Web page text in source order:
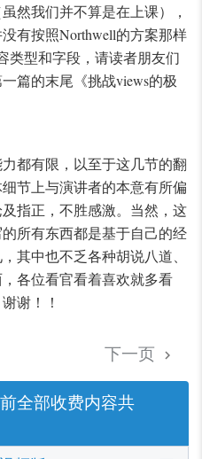
然我们并不算是在上课），
有按照Northwell的方案那样
类型和字段，请读者朋友们
篇的末尾《挑战views的极
都有限，以至于这几节的翻
节上与演讲者的本意有所偏
指正，不胜感激。当然，这
所有东西都是基于自己的经
其中也不乏各种胡说八道、
各位看官看着喜欢就多看
谢！！
下一页 
全部收费内容共